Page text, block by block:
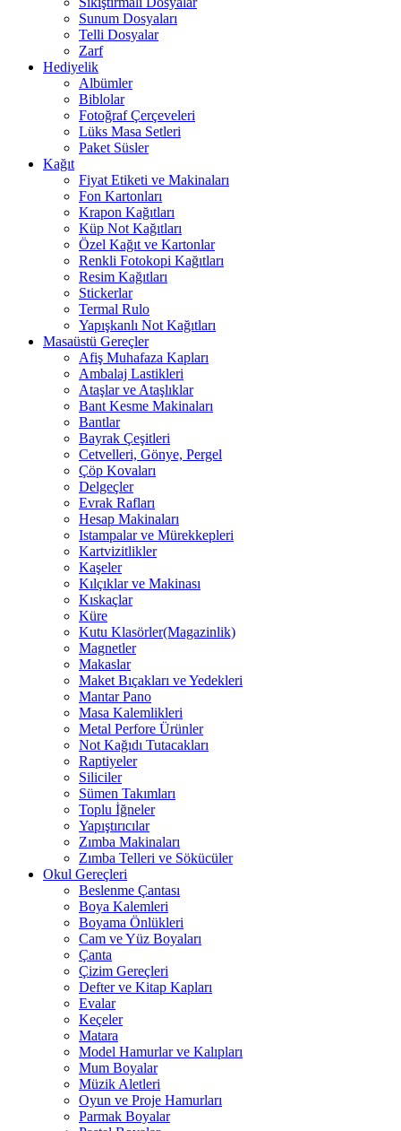
Sunum Dosyaları
Telli Dosyalar
Zarf
Hediyelik
Albümler
Biblolar
Fotoğraf Çerçeveleri
Lüks Masa Setleri
Paket Süsler
Kağıt
Fiyat Etiketi ve Makinaları
Fon Kartonları
Krapon Kağıtları
Küp Not Kağıtları
Özel Kağıt ve Kartonlar
Renkli Fotokopi Kağıtları
Resim Kağıtları
Stickerlar
Termal Rulo
Yapışkanlı Not Kağıtları
Masaüstü Gereçler
Afiş Muhafaza Kapları
Ambalaj Lastikleri
Ataşlar ve Ataşlıklar
Bant Kesme Makinaları
Bantlar
Bayrak Çeşitleri
Cetvelleri, Gönye, Pergel
Çöp Kovaları
Delgeçler
Evrak Rafları
Hesap Makinaları
Istampalar ve Mürekkepleri
Kartvizitlikler
Kaşeler
Kılçıklar ve Makinası
Kıskaçlar
Küre
Kutu Klasörler(Magazinlik)
Magnetler
Makaslar
Maket Bıçakları ve Yedekleri
Mantar Pano
Masa Kalemlikleri
Metal Perfore Ürünler
Not Kağıdı Tutacakları
Raptiyeler
Siliciler
Sümen Takımları
Toplu İğneler
Yapıştırıcılar
Zımba Makinaları
Zımba Telleri ve Sökücüler
Okul Gereçleri
Beslenme Çantası
Boya Kalemleri
Boyama Önlükleri
Cam ve Yüz Boyaları
Çanta
Çizim Gereçleri
Defter ve Kitap Kapları
Evalar
Keçeler
Matara
Model Hamurlar ve Kalıpları
Mum Boyalar
Müzik Aletleri
Oyun ve Proje Hamurları
Parmak Boyalar